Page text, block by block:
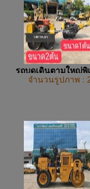
รถบดเดินตามใหญ่พิ
จำนวนรูปภาพ :